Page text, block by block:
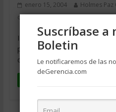
enero 15, 2004 Holmes Paz
comentarios
INTRODUCCIÓN Uno de los
presentan en todas las
de
Suscríbase a
Boletin
Le notificaremos de las
deGerencia.com